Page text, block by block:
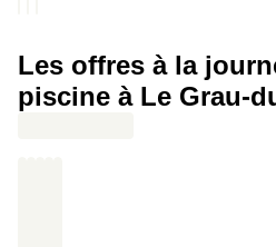
Les offres à la
piscine à Le Grau-